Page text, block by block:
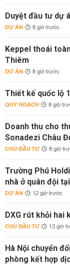
Duyệt đầu tư dự
DỰ ÁN 8 giờ trước
Keppel thoái
Thiêm
DỰ ÁN 8 giờ trước
Thiết kế quốc lộ
QUY HOẠCH 8 giờ
Doanh thu cho
Sonadezi Châu
CHỦ ĐẦU TƯ 8 giờ
Trường Phú
nhà ở quân đội
DỰ ÁN 12 giờ trước
DXG rút khỏi hai
CHỦ ĐẦU TƯ 13 giờ
Hà Nội chuyển
phòng kết hợp